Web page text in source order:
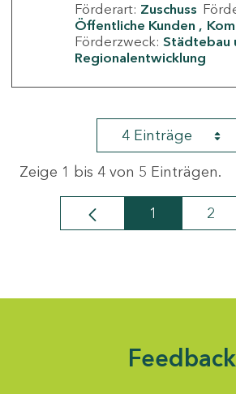
Förderart: Zuschuss
Öffentliche Kunden
Förderzweck: Städtebau
Regionalentwicklung
4 Einträge
Zeige 1 bis 4 von 5 Einträgen.
Seite
1 2
Feedback